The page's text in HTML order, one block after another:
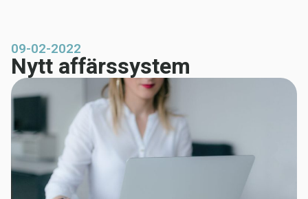
09-02-2022
Nytt affärssystem